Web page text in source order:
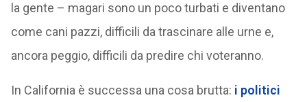
la gente – magari sono un poco turbati e diventano
come cani pazzi, difficili da trascinare alle urne e,
ancora peggio, difficili da predire chi voteranno.
In California è successa una cosa brutta: i politici